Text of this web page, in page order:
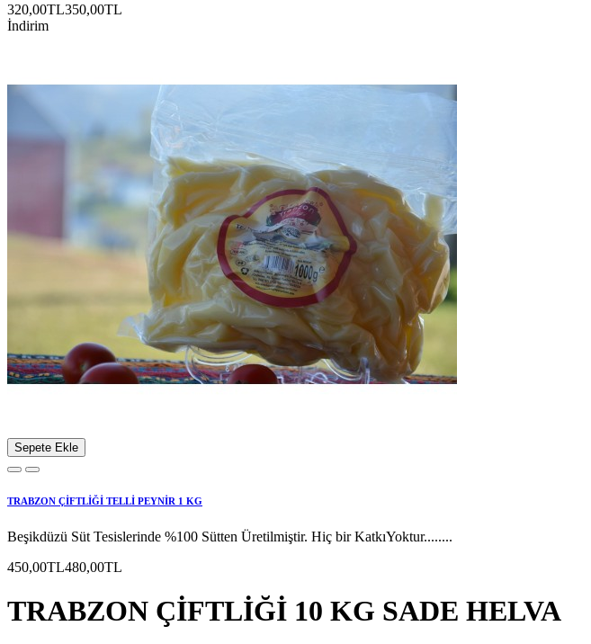
320,00TL350,00TL
İndirim
Sepete Ekle
TRABZON ÇİFTLİĞİ TELLİ PEYNİR 1 KG
Beşikdüzü Süt Tesislerinde %100 Sütten Üretilmiştir. Hiç bir KatkıYoktur........
450,00TL480,00TL
TRABZON ÇİFTLİĞİ 10 KG SADE HELVA